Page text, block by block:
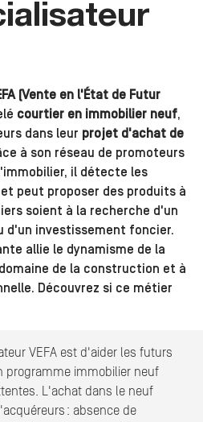
(Vente en l'État de Futur
courtier en immobilier neuf,
dans leur projet d'achat de
à son réseau de promoteurs
il détecte les
peut proposer des produits à
soient à la recherche d'un
d'un investissement foncier.
allie le dynamisme de la
de la construction et à
Découvrez si ce métier
VEFA est d'aider les futurs
programme immobilier neuf
L'achat dans le neuf
: absence de